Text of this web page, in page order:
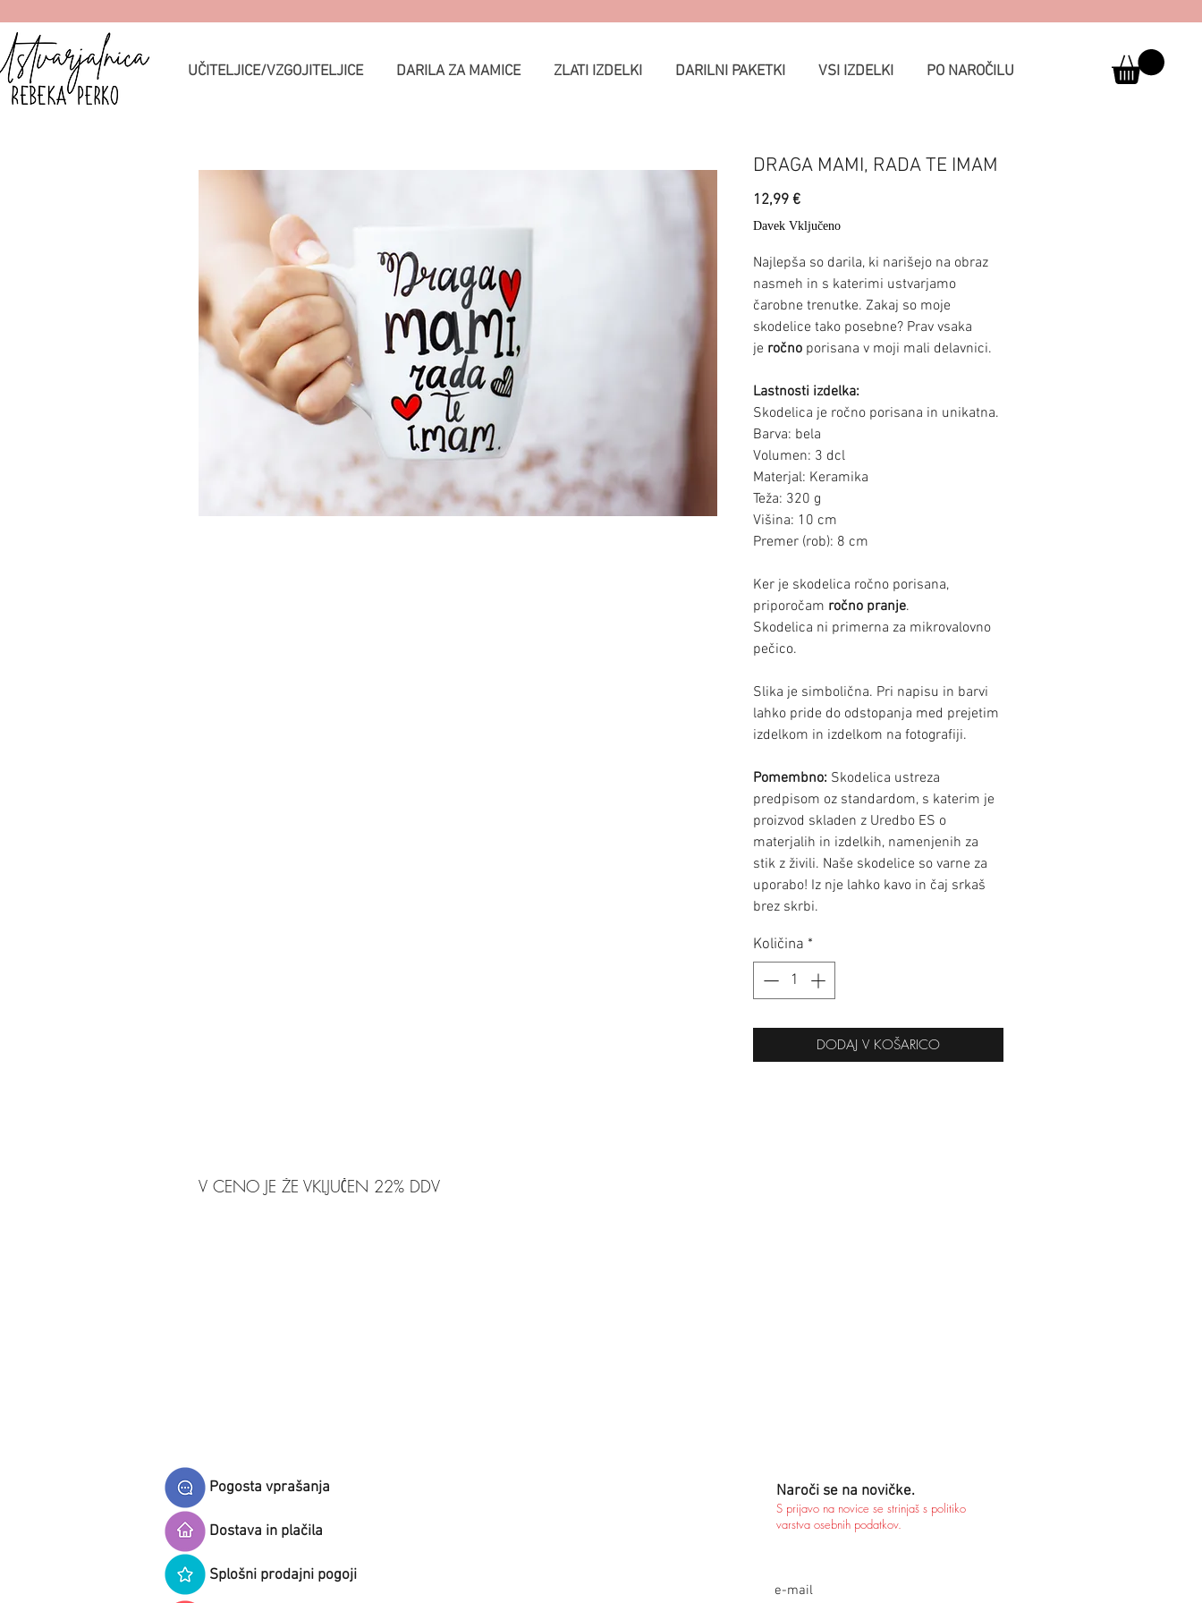
UČITELJICE/VZGOJITELJICE DARILA ZA MAMICE ZLATI IZDELKI DARILNI PAKETKI VSI IZDELKI PO NAROČILU
DRAGA MAMI, RADA TE IMAM
12,99 €Price
Davek Vključeno
Najlepša so darila, ki narišejo na obraz
nasmeh in s katerimi ustvarjamo
čarobne trenutke. Zakaj so moje
skodelice tako posebne? Prav vsaka
je ročno porisana v moji mali delavnici.
Lastnosti izdelka:
Skodelica je ročno porisana in unikatna.
Barva: bela
Volumen: 3 dcl
Materjal: Keramika
Teža: 320 g
Višina: 10 cm
Premer (rob): 8 cm
Ker je skodelica ročno porisana,
priporočam ročno pranje.
Skodelica ni primerna za mikrovalovno
pečico.
Slika je simbolična. Pri napisu in barvi
lahko pride do odstopanja med prejetim
izdelkom in izdelkom na fotografiji.
Pomembno: Skodelica ustreza
predpisom oz standardom, s katerim je
proizvod skladen z Uredbo ES o
materjalih in izdelkih, namenjenih za
stik z živili. Naše skodelice so varne za
uporabo! Iz nje lahko kavo in čaj srkaš
brez skrbi.
Količina *
DODAJ V KOŠARICO
V CENO JE ŽE VKLJUČEN 22% DDV
Pogosta vprašanja
Dostava in plačila
Splošni prodajni pogoji
Naroči se na novičke.
S prijavo na novice se strinjaš s politiko
varstva osebnih podatkov.